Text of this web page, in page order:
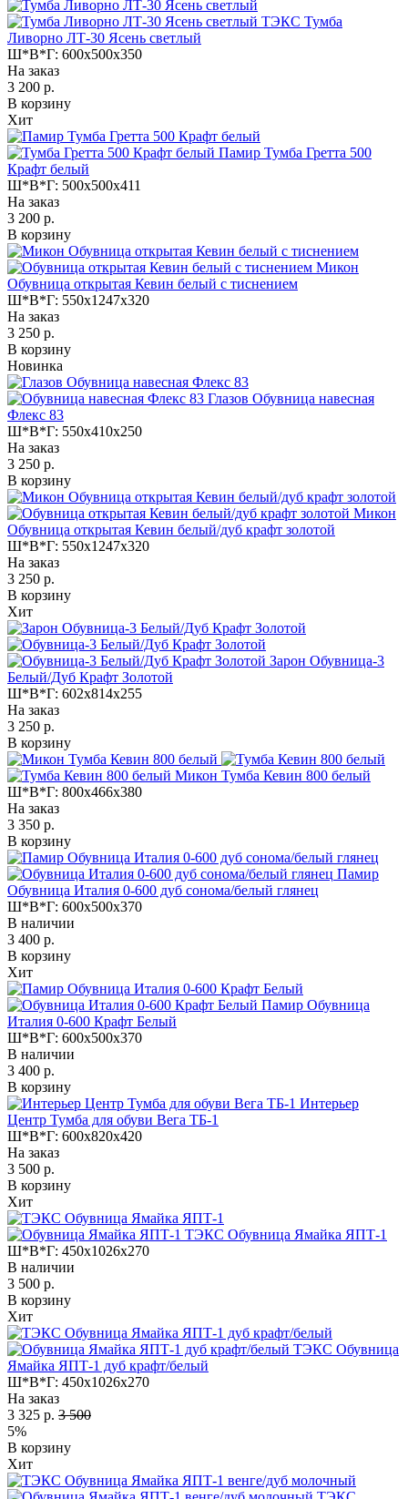
ТЭКС Тумба
Ливорно ЛТ-30 Ясень светлый
Ш*В*Г: 600x500x350
На заказ
3 200 р.
В корзину
Хит
Памир Тумба Гретта 500
Крафт белый
Ш*В*Г: 500x500x411
На заказ
3 200 р.
В корзину
Микон
Обувница открытая Кевин белый с тиснением
Ш*В*Г: 550x1247x320
На заказ
3 250 р.
В корзину
Новинка
Глазов Обувница навесная
Флекс 83
Ш*В*Г: 550x410x250
На заказ
3 250 р.
В корзину
Микон
Обувница открытая Кевин белый/дуб крафт золотой
Ш*В*Г: 550x1247x320
На заказ
3 250 р.
В корзину
Хит
Зарон Обувница-3
Белый/Дуб Крафт Золотой
Ш*В*Г: 602x814x255
На заказ
3 250 р.
В корзину
Микон Тумба Кевин 800 белый
Ш*В*Г: 800x466x380
На заказ
3 350 р.
В корзину
Памир
Обувница Италия 0-600 дуб сонома/белый глянец
Ш*В*Г: 600x500x370
В наличии
3 400 р.
В корзину
Хит
Памир Обувница
Италия 0-600 Крафт Белый
Ш*В*Г: 600x500x370
В наличии
3 400 р.
В корзину
Интерьер
Центр Тумба для обуви Вега ТБ-1
Ш*В*Г: 600x820x420
На заказ
3 500 р.
В корзину
Хит
ТЭКС Обувница Ямайка ЯПТ-1
Ш*В*Г: 450x1026x270
В наличии
3 500 р.
В корзину
Хит
ТЭКС Обувница
Ямайка ЯПТ-1 дуб крафт/белый
Ш*В*Г: 450x1026x270
На заказ
3 325 р. 3 500
5%
В корзину
Хит